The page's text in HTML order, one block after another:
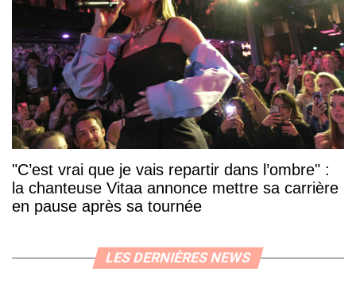
"C’est vrai que je vais repartir dans l’ombre" :
la chanteuse Vitaa annonce mettre sa carrière
en pause après sa tournée
LES DERNIÈRES NEWS